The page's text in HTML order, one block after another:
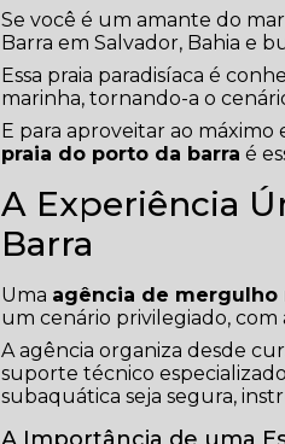
Se você é um amante do
Barra em Salvador, Bahia e
Essa praia paradisíaca é
marinha, tornando-a o
E para aproveitar ao
praia do porto da barra é
A Experiência
Barra
Uma agência de mergulho
um cenário privilegiado,
A agência organiza desde
suporte técnico
subaquática seja segura,